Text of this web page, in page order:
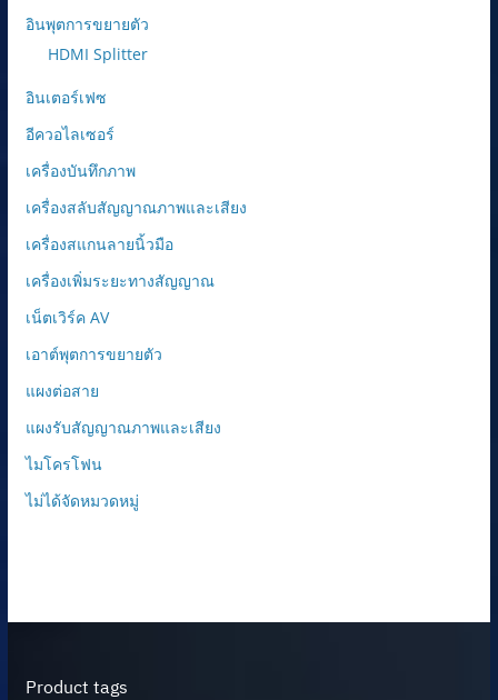
อินพุตการขยายตัว
HDMI Splitter
อินเตอร์เฟซ
อีควอไลเซอร์
เครื่องบันทึกภาพ
เครื่องสลับสัญญาณภาพและเสียง
เครื่องสแกนลายนิ้วมือ
เครื่องเพิ่มระยะทางสัญญาณ
เน็ตเวิร์ค AV
เอาต์พุตการขยายตัว
แผงต่อสาย
แผงรับสัญญาณภาพและเสียง
ไมโครโฟน
ไม่ได้จัดหมวดหมู่
Product tags